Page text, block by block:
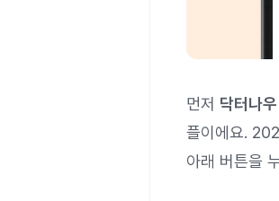
먼저 닥터나우
플이에요.
아래 버튼을